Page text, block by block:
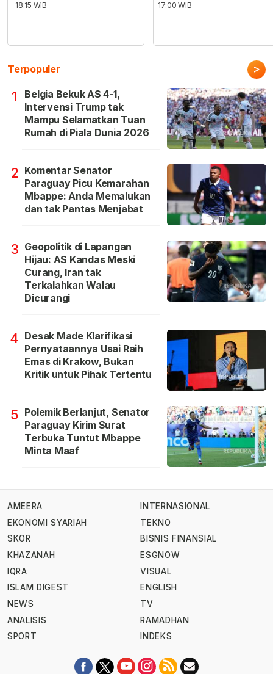
18:15 WIB
17:00 WIB
Terpopuler >
1
Belgia Bekuk AS 4-1,
Intervensi Trump tak
Mampu Selamatkan Tuan
Rumah di Piala Dunia 2026
2 Komentar Senator
Paraguay Picu Kemarahan
Mbappe: Anda Memalukan
dan tak Pantas Menjabat
3 Geopolitik di Lapangan
Hijau: AS Kandas Meski
Curang, Iran tak
Terkalahkan Walau
Dicurangi
4 Desak Made Klarifikasi
Pernyataannya Usai Raih
Emas di Krakow, Bukan
Kritik untuk Pihak Tertentu
5 Polemik Berlanjut, Senator
Paraguay Kirim Surat
Terbuka Tuntut Mbappe
Minta Maaf
AMEERA
EKONOMI SYARIAH
SKOR
KHAZANAH
IQRA
ISLAM DIGEST
NEWS
ANALISIS
SPORT
INTERNASIONAL
TEKNO
BISNIS FINANSIAL
ESGNOW
VISUAL
ENGLISH
TV
RAMADHAN
INDEKS